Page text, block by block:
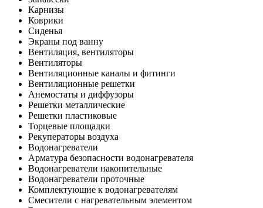
Карнизы
Коврики
Сиденья
Экраны под ванну
Вентиляция, вентиляторы
Вентиляторы
Вентиляционные каналы и фитинги
Вентиляционные решетки
Анемостаты и диффузоры
Решетки металлические
Решетки пластиковые
Торцевые площадки
Рекуператоры воздуха
Водонагреватели
Арматура безопасности водонагревателя
Водонагреватели накопительные
Водонагреватели проточные
Комплектующие к водонагревателям
Смесители с нагревательным элементом